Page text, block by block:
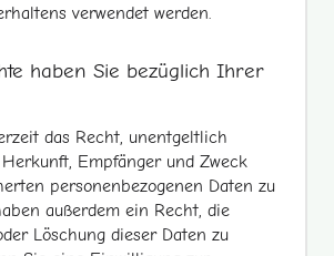
verwendet werden.
haben Sie bezüglich Ihrer
das Recht, unentgeltlich
Empfänger und Zweck
personenbezogenen Daten zu
außerdem ein Recht, die
Löschung dieser Daten zu